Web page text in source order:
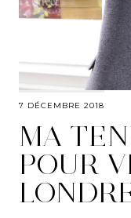
7 DÉCEMBRE 2018
MA
POUR